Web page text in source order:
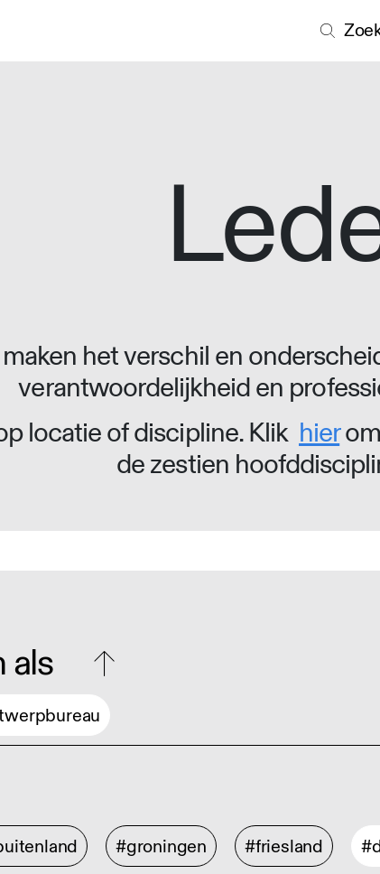
het verschil en
verantwoordelijkheid en
locatie of discipline. Klik hier
de zestien
als
#groningen #friesland